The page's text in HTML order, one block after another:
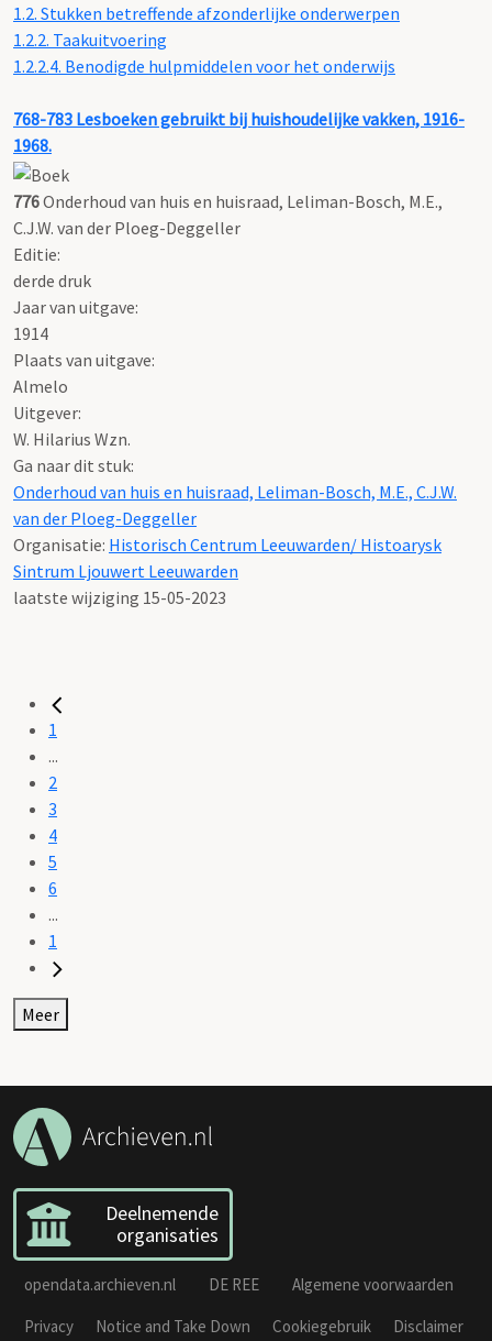
1.2. Stukken betreffende afzonderlijke onderwerpen
1.2.2. Taakuitvoering
1.2.2.4. Benodigde hulpmiddelen voor het onderwijs
768-783 Lesboeken gebruikt bij huishoudelijke vakken, 1916-
1968.
776Onderhoud van huis en huisraad, Leliman-Bosch, M.E.,
C.J.W. van der Ploeg-Deggeller
Editie:
derde druk
Jaar van uitgave:
1914
Plaats van uitgave:
Almelo
Uitgever:
W. Hilarius Wzn.
Ga naar dit stuk:
Onderhoud van huis en huisraad, Leliman-Bosch, M.E., C.J.W.
van der Ploeg-Deggeller
Organisatie: Historisch Centrum Leeuwarden/ Histoarysk
Sintrum Ljouwert Leeuwarden
laatste wijziging 15-05-2023
1
...
2
3
4
5
6
...
1
Meer
Deelnemende
organisaties
opendata.archieven.nl DE REE
Algemene voorwaarden
Privacy
Notice and Take Down Cookiegebruik Disclaimer